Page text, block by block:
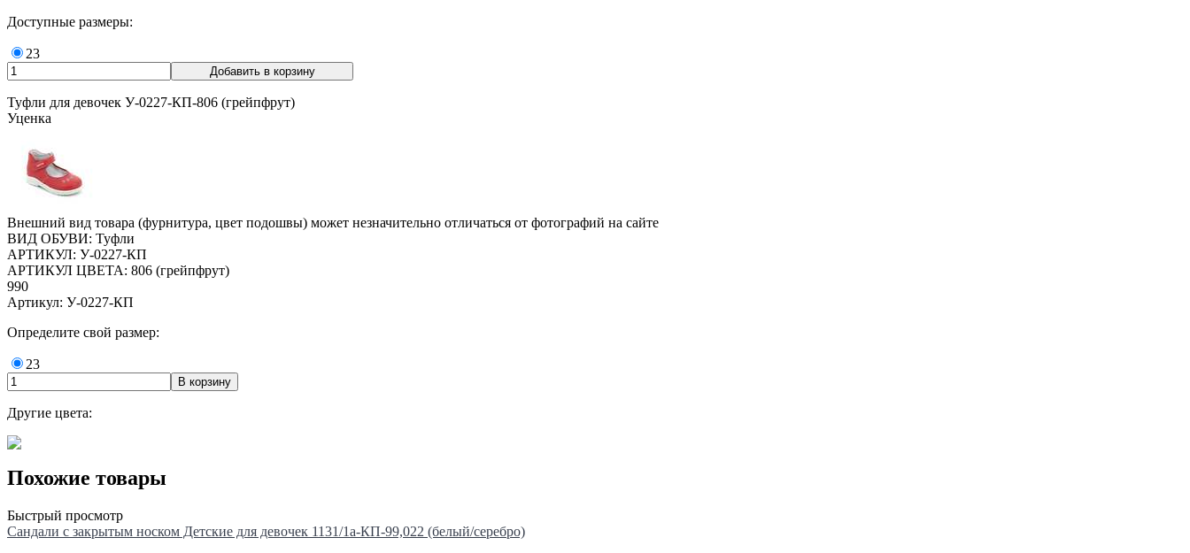
Доступные размеры:
23
Туфли для девочек У-0227-КП-806 (грейпфрут)
Уценка
Внешний вид товара (фурнитура, цвет подошвы) может незначительно отличаться от фотографий на сайте
ВИД ОБУВИ: Туфли
АРТИКУЛ: У-0227-КП
АРТИКУЛ ЦВЕТА: 806 (грейпфрут)
990
Артикул: У-0227-КП
Определите свой размер:
23
Другие цвета:
Похожие товары
Быстрый просмотр
Сандали с закрытым носком Детские для девочек 1131/1а-КП-99,022 (белый/серебро)